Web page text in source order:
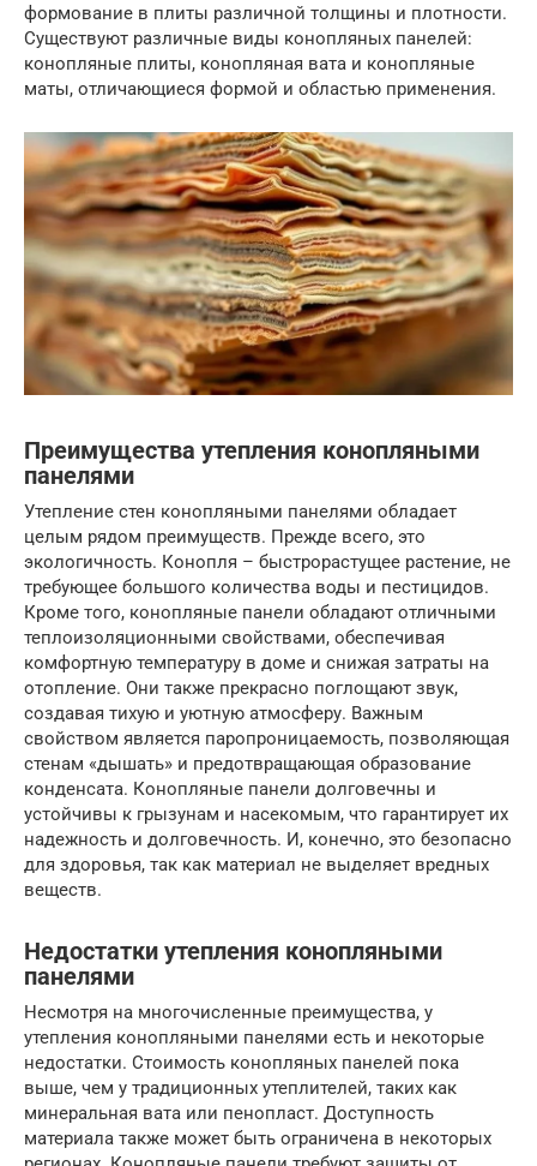
формование в плиты различной толщины и плотности.
Существуют различные виды конопляных панелей:
конопляные плиты, конопляная вата и конопляные
маты, отличающиеся формой и областью применения.
Преимущества утепления конопляными
панелями
Утепление стен конопляными панелями обладает
целым рядом преимуществ. Прежде всего, это
экологичность. Конопля – быстрорастущее растение, не
требующее большого количества воды и пестицидов.
Кроме того, конопляные панели обладают отличными
теплоизоляционными свойствами, обеспечивая
комфортную температуру в доме и снижая затраты на
отопление. Они также прекрасно поглощают звук,
создавая тихую и уютную атмосферу. Важным
свойством является паропроницаемость, позволяющая
стенам «дышать» и предотвращающая образование
конденсата. Конопляные панели долговечны и
устойчивы к грызунам и насекомым, что гарантирует их
надежность и долговечность. И, конечно, это безопасно
для здоровья, так как материал не выделяет вредных
веществ.
Недостатки утепления конопляными
панелями
Несмотря на многочисленные преимущества, у
утепления конопляными панелями есть и некоторые
недостатки. Стоимость конопляных панелей пока
выше, чем у традиционных утеплителей, таких как
минеральная вата или пенопласт. Доступность
материала также может быть ограничена в некоторых